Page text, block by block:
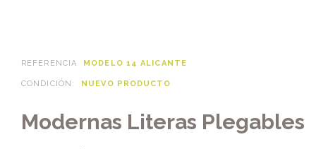
REFERENCIA MODELO 14 ALICANTE
CONDICIÓN: NUEVO PRODUCTO
Modernas Literas Plegables